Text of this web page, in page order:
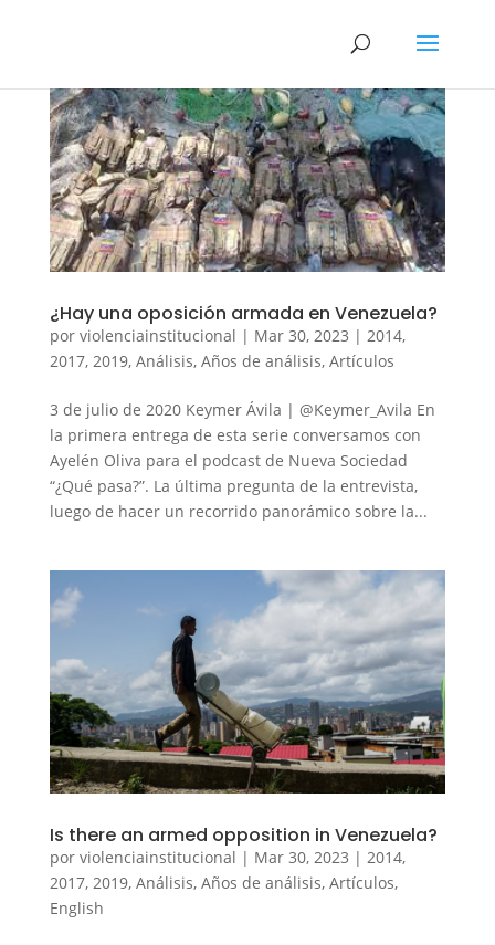
¿Hay una oposición armada en Venezuela?
por violenciainstitucional | Mar 30, 2023 | 2014,
2017, 2019, Análisis, Años de análisis, Artículos
3 de julio de 2020 Keymer Ávila | @Keymer_Avila En
la primera entrega de esta serie conversamos con
Ayelén Oliva para el podcast de Nueva Sociedad
“¿Qué pasa?”. La última pregunta de la entrevista,
luego de hacer un recorrido panorámico sobre la...
Is there an armed opposition in Venezuela?
por violenciainstitucional | Mar 30, 2023 | 2014,
2017, 2019, Análisis, Años de análisis, Artículos,
English